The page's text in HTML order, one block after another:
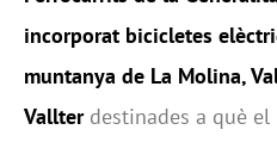
incorporat bicicletes
muntanya de La Molina,
Vallterdestinades a què